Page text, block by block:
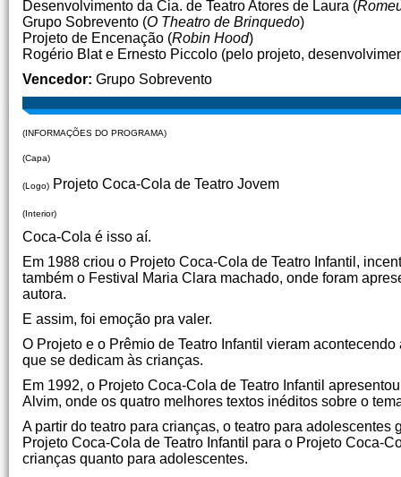
Desenvolvimento da Cia. de Teatro Atores de Laura (
Grupo Sobrevento (O Theatro de Brinquedo)
Projeto de Encenação (Robin Hood)
Rogério Blat e Ernesto Piccolo (pelo projeto,
Vencedor: Grupo Sobrevento
(INFORMAÇÕES DO PROGRAMA)
(Capa)
(Logo) Projeto Coca-Cola de Teatro Jovem
(Interior)
Coca-Cola é isso aí.
Em 1988 criou o Projeto Coca-Cola de Teatro Infantil,
também o Festival Maria Clara machado, onde foram
autora.
E assim, foi emoção pra valer.
O Projeto e o Prêmio de Teatro Infantil vieram
que se dedicam às crianças.
Em 1992, o Projeto Coca-Cola de Teatro Infantil
Alvim, onde os quatro melhores textos inéditos sobre o
A partir do teatro para crianças, o teatro para
Projeto Coca-Cola de Teatro Infantil para o Projeto Coca-
crianças quanto para adolescentes.